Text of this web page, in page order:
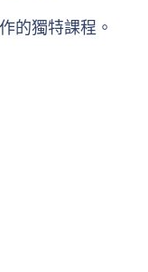
的獨特課程。